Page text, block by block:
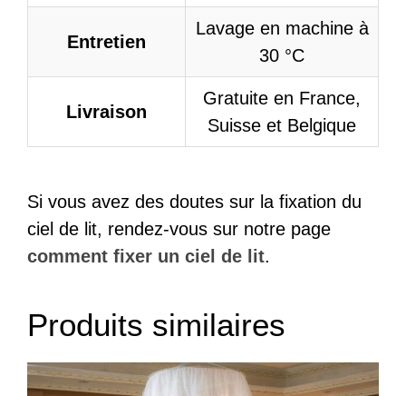
Entretien
Lavage en machine à
30 °C
Livraison
Gratuite en France,
Suisse et Belgique
Si vous avez des doutes sur la fixation du
ciel de lit, rendez-vous sur notre page
comment fixer un ciel de lit.
Produits similaires